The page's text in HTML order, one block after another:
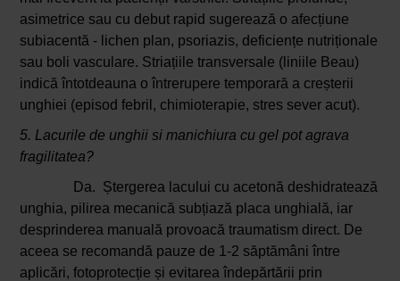
asimetrice sau cu debut rapid sugerează o afecțiune
subiacentă - lichen plan, psoriazis, deficiențe nutriționale
sau boli vasculare. Striațiile transversale (liniile Beau)
indică întotdeauna o întrerupere temporară a creșterii
unghiei (episod febril, chimioterapie, stres sever acut).
5. Lacurile de unghii si manichiura cu gel pot agrava
fragilitatea?
Da. Ștergerea lacului cu acetonă deshidratează
unghia, pilirea mecanică subțiază placa unghială, iar
desprinderea manuală provoacă traumatism direct. De
aceea se recomandă pauze de 1-2 săptămâni între
aplicări, fotoprotecție și evitarea îndepărtării prin